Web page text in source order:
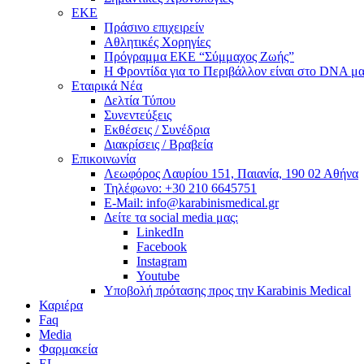
ΕΚΕ
Πράσινο επιχειρείν
Αθλητικές Χορηγίες
Πρόγραμμα ΕΚΕ “Σύμμαχος Ζωής”
Η Φροντίδα για το Περιβάλλον είναι στο DNA
Εταιρικά Νέα
Δελτία Τύπου
Συνεντεύξεις
Εκθέσεις / Συνέδρια
Διακρίσεις / Βραβεία
Επικοινωνία
Λεωφόρος Λαυρίου 151, Παιανία, 190 02 Αθήνα
Τηλέφωνο: +30 210 6645751
E-Mail: info@karabinismedical.gr
Δείτε τα social media μας:
LinkedIn
Facebook
Instagram
Youtube
Υποβολή πρότασης προς την Karabinis Medical
Καριέρα
Faq
Media
Φαρμακεία